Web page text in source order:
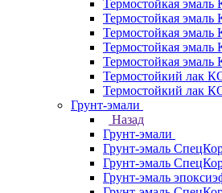
Термостойкая эмаль
Термостойкая эмаль
Термостойкая эмаль
Термостойкая эмаль
Термостойкая эмаль
Термостойкий лак
Термостойкий лак
Грунт-эмали
Назад
Грунт-эмали
Грунт-эмаль
Грунт-эмаль
Грунт-эмаль